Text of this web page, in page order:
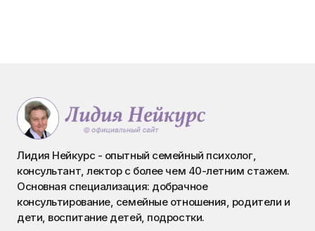
Лидия Нейкурс - опытный семейный психолог,
консультант, лектор с более чем 40-летним стажем.
Основная специализация: добрачное
консультирование, семейные отношения, родители и
дети, воспитание детей, подростки.